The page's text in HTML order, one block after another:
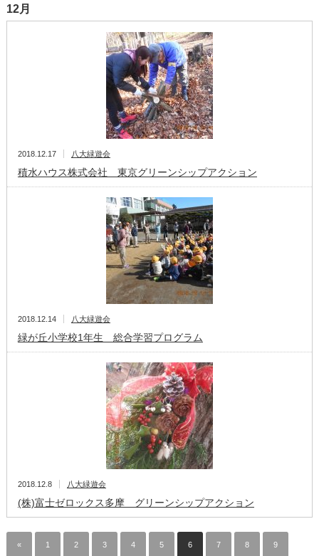
12月
2018.12.17 八大緑遊会
積水ハウス株式会社 東京グリーンシップアクション
2018.12.14 八大緑遊会
緑が丘小学校1年生 総合学習プログラム
2018.12.8 八大緑遊会
(株)富士ゼロックス多摩 グリーンシップアクション
« 1 2 3 4 5 6 7 8 9